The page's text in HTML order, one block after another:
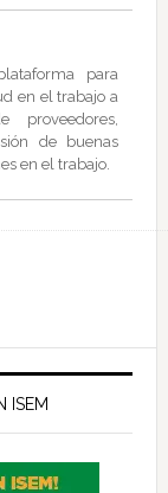
para
en el trabajo a
proveedores,
de buenas
en el trabajo.
ISEM